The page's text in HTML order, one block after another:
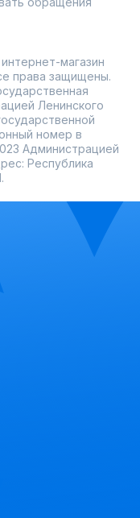
магазин
права защищены.
Ленинского
номер в
Администрацией
Республика